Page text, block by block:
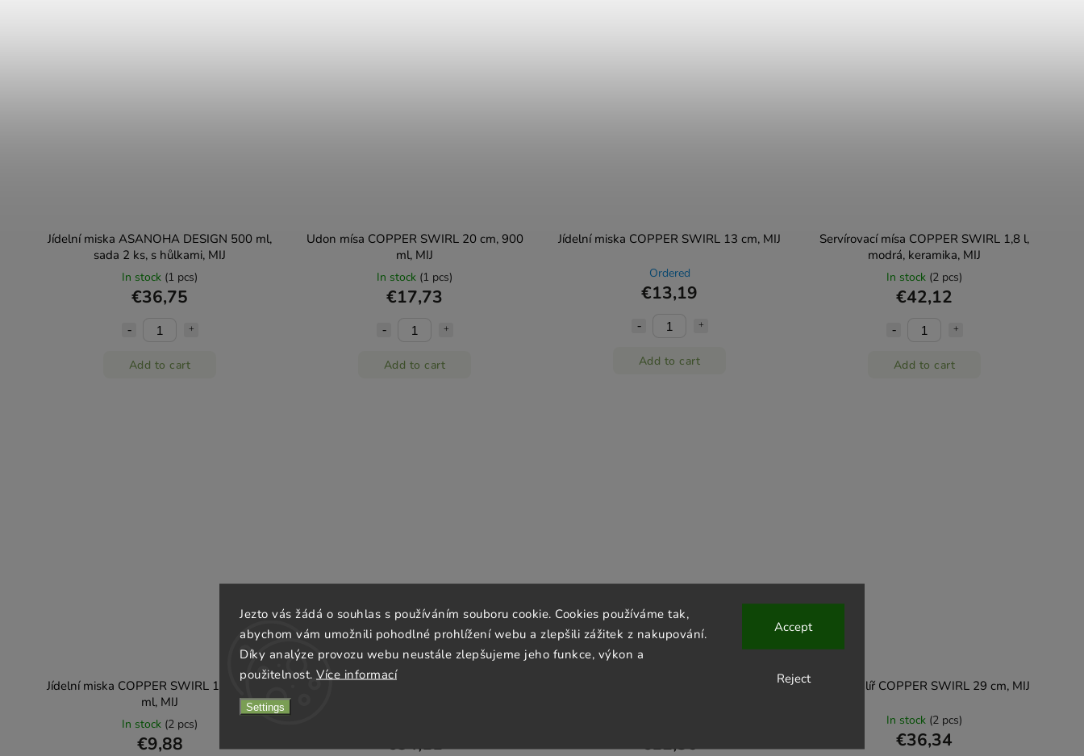
Jezto vás žádá o souhlas s používáním souboru cookie. Cookies používáme tak,
abychom vám umožnili pohodlné prohlížení webu a zlepšili zážitek z nakupování.
Díky analýze provozu webu neustále zlepšujeme jeho funkce, výkon a
použitelnost. Více informací
Settings
Reject
Accept
Jídelní miska ASANOHA DESIGN 500 ml,
sada 2 ks, s hůlkami, MIJ
In stock (1 pcs)
€36,75
Add to cart
Udon mísa COPPER SWIRL 20 cm, 900
ml, MIJ
In stock (1 pcs)
€17,73
Add to cart
Jídelní miska COPPER SWIRL 13 cm, MIJ
Ordered
€13,19
Add to cart
Servírovací mísa COPPER SWIRL 1,8 l,
modrá, keramika, MIJ
In stock (2 pcs)
€42,12
Add to cart
Jídelní miska COPPER SWIRL 13 cm, 250
ml, MIJ
In stock (2 pcs)
€9,88 €54,11 €12,36
Jídelní talíř COPPER SWIRL 29 cm, MIJ
In stock (2 pcs)
€36,34